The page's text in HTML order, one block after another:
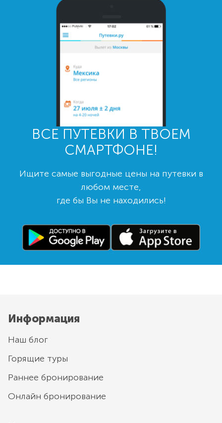
ВСЕ ПУТЕВКИ В ТВОЕМ
СМАРТФОНЕ!
Ищите самые выгодные цены на путевки в
любом месте,
где бы Вы не находились!
Информация
Наш блог
Горящие туры
Раннее бронирование
Онлайн бронирование